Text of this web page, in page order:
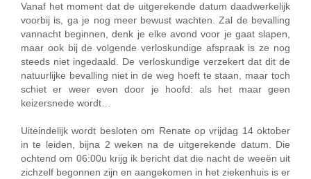
Vanaf het moment dat de uitgerekende datum daadwerkelijk
voorbij is, ga je nog meer bewust wachten. Zal de bevalling
vannacht beginnen, denk je elke avond voor je gaat slapen,
maar ook bij de volgende verloskundige afspraak is ze nog
steeds niet ingedaald. De verloskundige verzekert dat dit de
natuurlijke bevalling niet in de weg hoeft te staan, maar toch
schiet er weer even door je hoofd: als het maar geen
keizersnede wordt…
Uiteindelijk wordt besloten om Renate op vrijdag 14 oktober
in te leiden, bijna 2 weken na de uitgerekende datum. Die
ochtend om 06:00u krijg ik bericht dat die nacht de weeën uit
zichzelf begonnen zijn en aangekomen in het ziekenhuis is er